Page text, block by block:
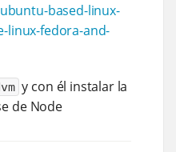
based-linux-
linux-fedora-and-
y con él instalar la
de Node